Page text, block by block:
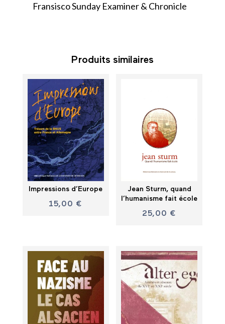
Fransisco Sunday Examiner & Chronicle
Produits similaires
Impressions d’Europe
15,00 €
Jean Sturm, quand
l’humanisme fait école
25,00 €